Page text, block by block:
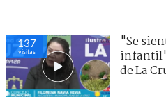
137
visitas
"Se
de La